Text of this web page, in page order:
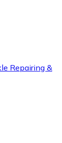
Repairing &